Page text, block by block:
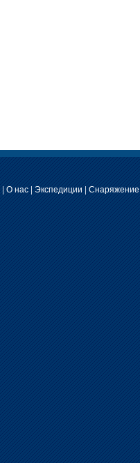
| О нас| Экспедиции | Снаряжение